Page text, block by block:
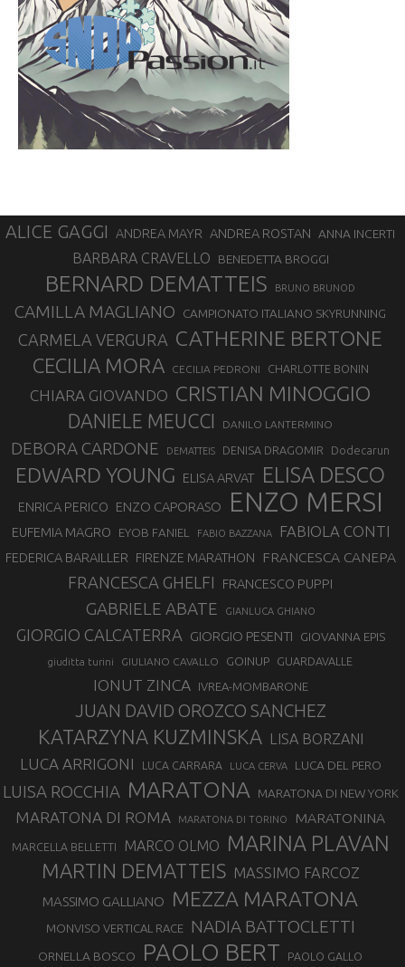
ALICE GAGGI ANDREA MAYR ANDREA ROSTAN ANNA INCERTI
BARBARA CRAVELLO BENEDETTA BROGGI
BERNARD DEMATTEIS BRUNO BRUNOD
CAMILLA MAGLIANO CAMPIONATO ITALIANO SKYRUNNING
CARMELA VERGURA CATHERINE BERTONE
CECILIA MORA CECILIA PEDRONI CHARLOTTE BONIN
CHIARA GIOVANDO CRISTIAN MINOGGIO
DANIELE MEUCCI DANILO LANTERMINO
DEBORA CARDONE DEMATTEIS DENISA DRAGOMIR Dodecarun
EDWARD YOUNG ELISA ARVAT ELISA DESCO
ENRICA PERICO ENZO CAPORASO ENZO MERSI
EUFEMIA MAGRO EYOB FANIEL FABIO BAZZANA FABIOLA CONTI
FEDERICA BARAILLER FIRENZE MARATHON FRANCESCA CANEPA
FRANCESCA GHELFI FRANCESCO PUPPI
GABRIELE ABATE GIANLUCA GHIANO
GIORGIO CALCATERRA GIORGIO PESENTI GIOVANNA EPIS
giuditta turini GIULIANO CAVALLO GOINUP GUARDAVALLE
IONUT ZINCA IVREA-MOMBARONE
JUAN DAVID OROZCO SANCHEZ
KATARZYNA KUZMINSKA LISA BORZANI
LUCA ARRIGONI LUCA CARRARA LUCA CERVA LUCA DEL PERO
LUISA ROCCHIA MARATONA MARATONA DI NEW YORK
MARATONA DI ROMA MARATONA DI TORINO MARATONINA
MARCELLA BELLETTI MARCO OLMO MARINA PLAVAN
MARTIN DEMATTEIS MASSIMO FARCOZ
MASSIMO GALLIANO MEZZA MARATONA
MONVISO VERTICAL RACE NADIA BATTOCLETTI
ORNELLA BOSCO PAOLO BERT PAOLO GALLO